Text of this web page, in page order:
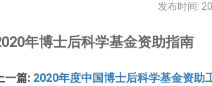
发布时间:
年博士后科学基金资助指南
一篇: 2020年度中国博士后科学基金资助